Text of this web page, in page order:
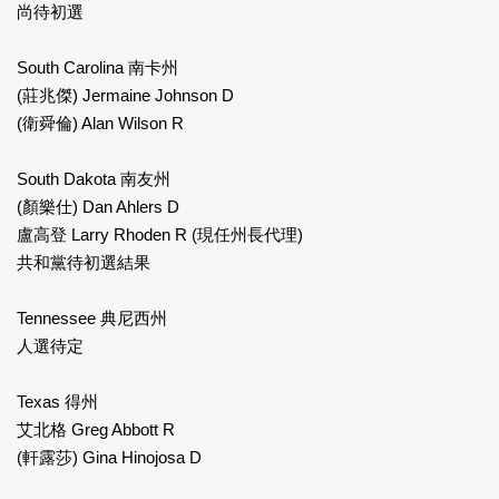
尚待初選
South Carolina 南卡州
(莊兆傑) Jermaine Johnson D
(衛舜倫) Alan Wilson R
South Dakota 南友州
(顏樂仕) Dan Ahlers D
盧高登 Larry Rhoden R (現任州長代理)
共和黨待初選結果
Tennessee 典尼西州
人選待定
Texas 得州
艾北格 Greg Abbott R
(軒露莎) Gina Hinojosa D